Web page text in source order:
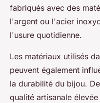
fabriqués avec des
l'argent ou l'acier
l'usure quotidienne.
Les matériaux utilisés
peuvent également
la durabilité du bijou.
qualité artisanale